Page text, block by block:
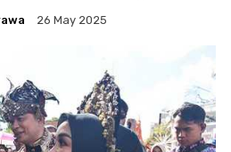
26 May 2025